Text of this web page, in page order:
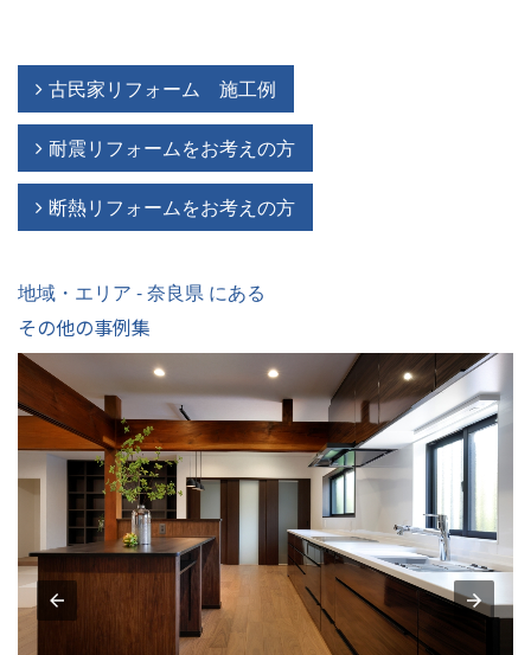
古民家リフォーム 施工例
耐震リフォームをお考えの方
断熱リフォームをお考えの方
地域・エリア - 奈良県 にある
その他の事例集